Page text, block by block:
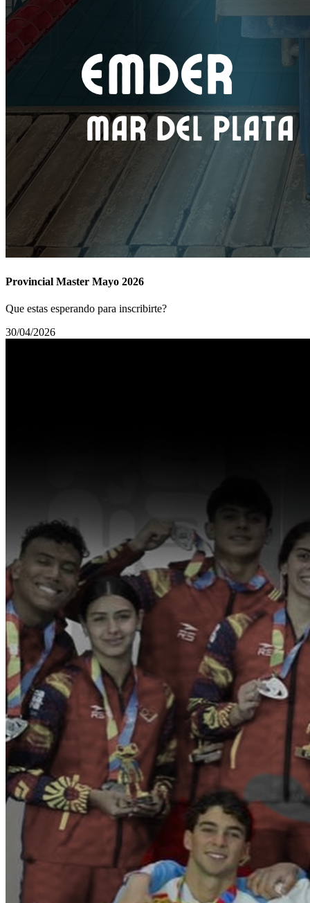
Provincial Master Mayo 2026
Que estas esperando para inscribirte?
30/04/2026